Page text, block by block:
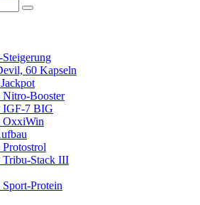
60 Kapseln
Nitro-Booster
IGF-7 BIG
OxxiWin
Tribu-Stack III
Protein